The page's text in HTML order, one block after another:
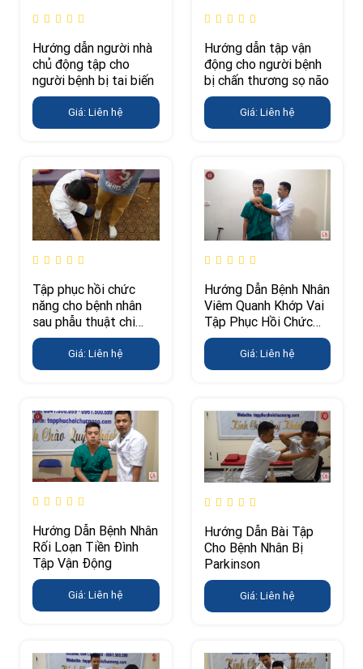
Hướng dẫn người nhà
chủ động tập cho
người bệnh bị tai biến
Giá: Liên hệ
Hướng dẫn tập vận
động cho người bệnh
bị chấn thương sọ não
Giá: Liên hệ
Tập phục hồi chức
năng cho bệnh nhân
sau phẫu thuật chi
dưới
Giá: Liên hệ
Hướng Dẫn Bệnh Nhân
Viêm Quanh Khớp Vai
Tập Phục Hồi Chức
Năng
Giá: Liên hệ
Hướng Dẫn Bệnh Nhân
Rối Loạn Tiền Đình
Tập Vận Động
Giá: Liên hệ
Hướng Dẫn Bài Tập
Cho Bệnh Nhân Bị
Parkinson
Giá: Liên hệ